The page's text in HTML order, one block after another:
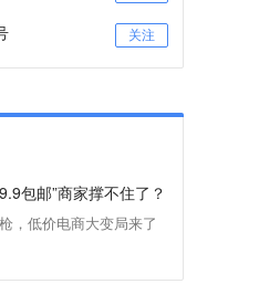
关注
包邮”商家撑不住了？
，低价电商大变局来了